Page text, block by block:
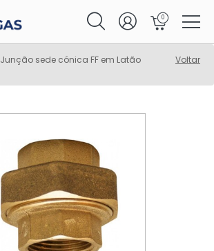
0
Junção sede cónica FF em Latão
Voltar